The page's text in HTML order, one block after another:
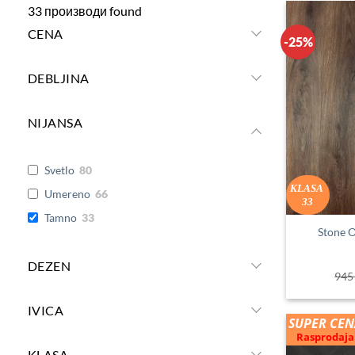
33 производи found
CENA
DEBLJINA
NIJANSA
Svetlo 80
Umereno 66
Tamno 33
DEZEN
IVICA
-25%
KLASA
33
Stone
SUPER
Rasprodaja